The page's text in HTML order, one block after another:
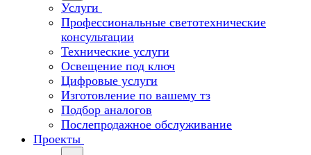
Услуги
Профессиональные светотехнические
консультации
Технические услуги
Освещение под ключ
Цифровые услуги
Изготовление по вашему тз
Подбор аналогов
Послепродажное обслуживание
Проекты